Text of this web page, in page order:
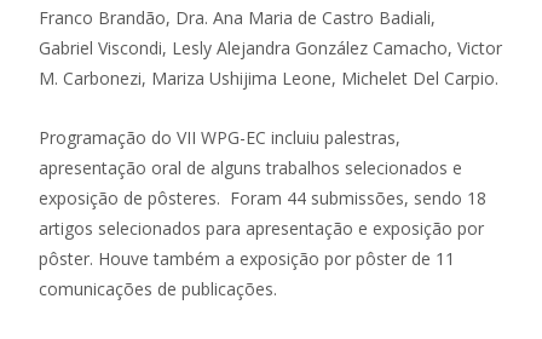
Franco Brandão, Dra. Ana Maria de Castro Badiali,
Gabriel Viscondi, Lesly Alejandra González Camacho, Victor
M. Carbonezi, Mariza Ushijima Leone, Michelet Del Carpio.
Programação do VII WPG-EC incluiu palestras,
apresentação oral de alguns trabalhos selecionados e
exposição de pôsteres. Foram 44 submissões, sendo 18
artigos selecionados para apresentação e exposição por
pôster. Houve também a exposição por pôster de 11
comunicações de publicações.